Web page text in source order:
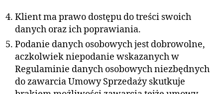
Klient ma prawo dostępu do treści swoich
danych oraz ich poprawiania.
Podanie danych osobowych jest dobrowolne,
aczkolwiek niepodanie wskazanych w
Regulaminie danych osobowych niezbędnych
do zawarcia Umowy Sprzedaży skutkuje